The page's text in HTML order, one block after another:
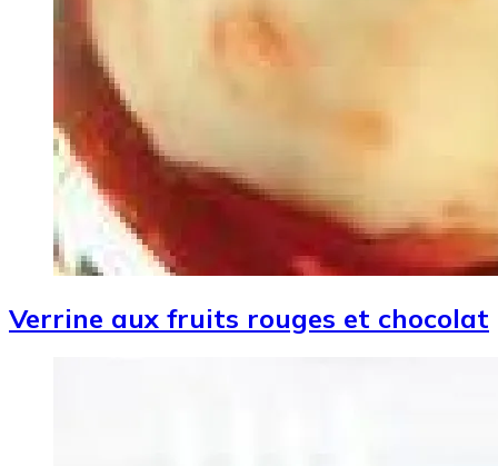
Verrine aux fruits rouges et chocolat